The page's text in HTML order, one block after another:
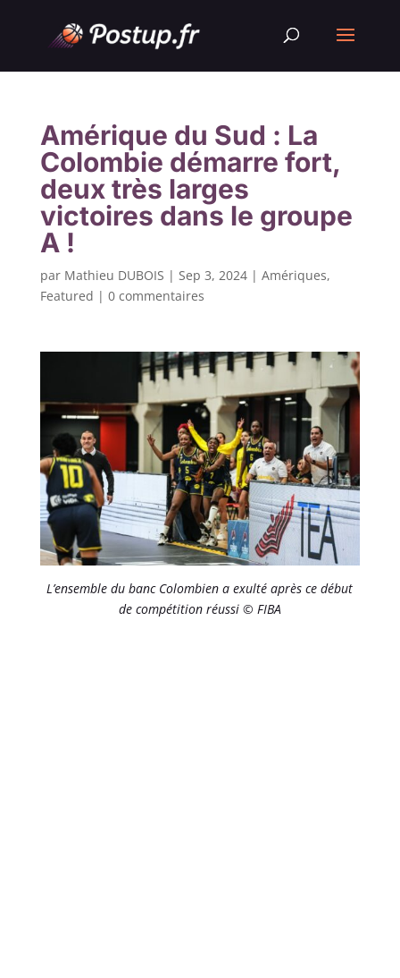
Amérique du Sud : La
Colombie démarre fort,
deux très larges
victoires dans le groupe
A !
par Mathieu DUBOIS | Sep 3, 2024| Amériques,
Featured | 0 commentaires
L’ensemble du banc Colombien a exulté après ce début
de compétition réussi © FIBA